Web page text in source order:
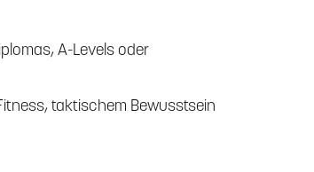
A-Levels oder
taktischem Bewusstsein